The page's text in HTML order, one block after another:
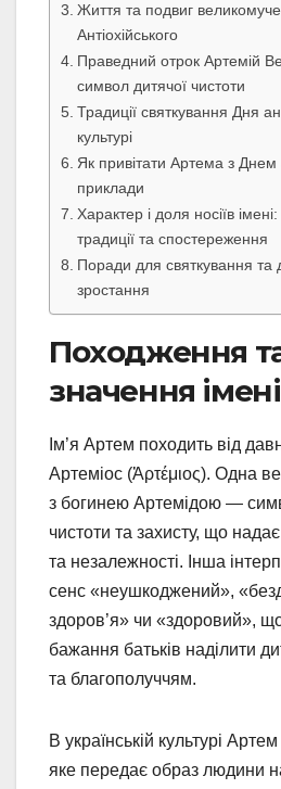
Життя та подвиг
Антіохійського
Праведний отрок Артемій
символ дитячої чистоти
Традиції святкування Дня
культурі
Як привітати Артема з Днем
приклади
Характер і доля носіїв
традиції та спостереження
Поради для святкування та
зростання
Походження
значення
Ім’я Артем походить від
Артеміос (Ἀρτέμιος). Одна
з богинею Артемідою —
чистоти та захисту, що надає
та незалежності. Інша
сенс «неушкоджений»,
здоров’я» чи «здоровий»,
бажання батьків наділити
та благополуччям.
В українській культурі
яке передає образ людини